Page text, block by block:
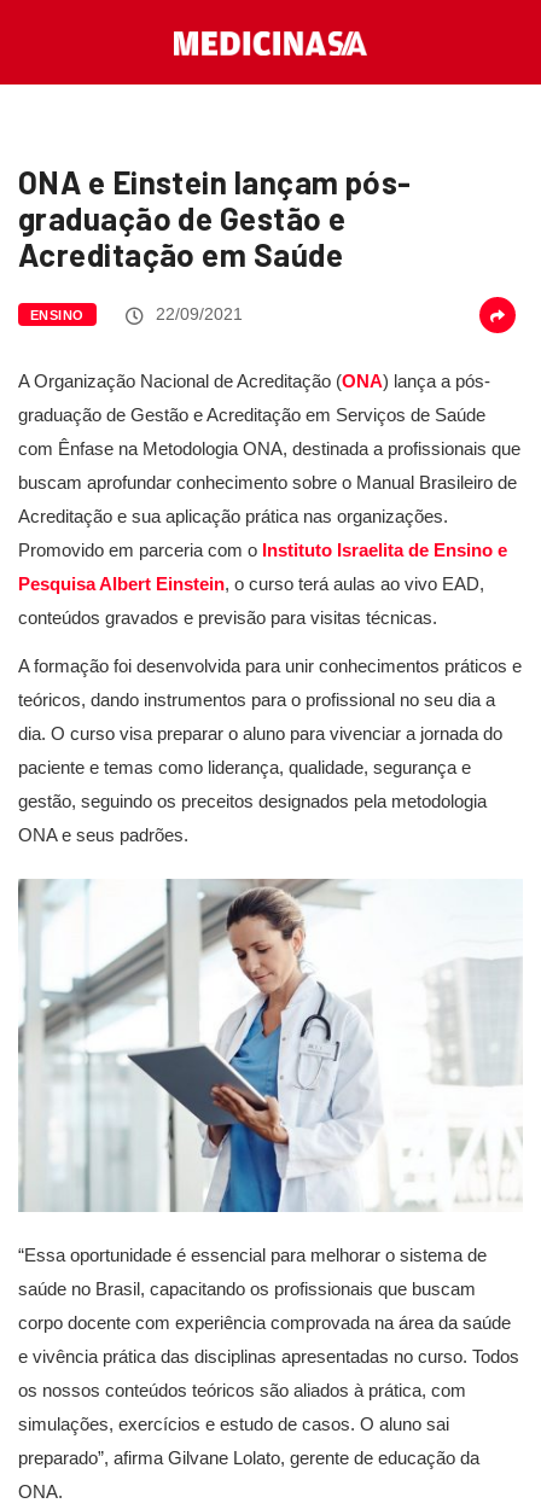
ONA e Einstein lançam pós-
graduação de Gestão e
Acreditação em Saúde
ENSINO 22/09/2021
A Organização Nacional de Acreditação (ONA) lança a pós-
graduação de Gestão e Acreditação em Serviços de Saúde
com Ênfase na Metodologia ONA, destinada a profissionais que
buscam aprofundar conhecimento sobre o Manual Brasileiro de
Acreditação e sua aplicação prática nas organizações.
Promovido em parceria com o Instituto Israelita de Ensino e
Pesquisa Albert Einstein, o curso terá aulas ao vivo EAD,
conteúdos gravados e previsão para visitas técnicas.
A formação foi desenvolvida para unir conhecimentos práticos e
teóricos, dando instrumentos para o profissional no seu dia a
dia. O curso visa preparar o aluno para vivenciar a jornada do
paciente e temas como liderança, qualidade, segurança e
gestão, seguindo os preceitos designados pela metodologia
ONA e seus padrões.
“Essa oportunidade é essencial para melhorar o sistema de
saúde no Brasil, capacitando os profissionais que buscam
corpo docente com experiência comprovada na área da saúde
e vivência prática das disciplinas apresentadas no curso. Todos
os nossos conteúdos teóricos são aliados à prática, com
simulações, exercícios e estudo de casos. O aluno sai
preparado”, afirma Gilvane Lolato, gerente de educação da
ONA.